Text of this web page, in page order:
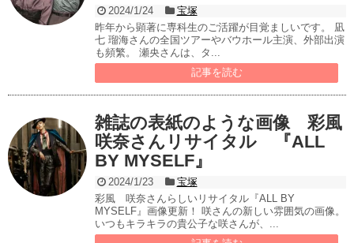
2024/1/24
宝塚
昨年から顕著に専科生のご活躍が目覚ましいです。 凪
七 瑠海さんの全国ツアーやバウホール主演、外部出演
も頻繁。 瀬央さんは、タ...
記事を読む
雑誌の表紙のような画像 彩風
咲奈さんリサイタル 『ALL
BY MYSELF』
2024/1/23
宝塚
彩風 咲奈さんらしいリサイタル『ALL BY
MYSELF』画像更新！ 咲さんの新しい雰囲気の画像。
いつもキラキラの貴公子な咲さんが、...